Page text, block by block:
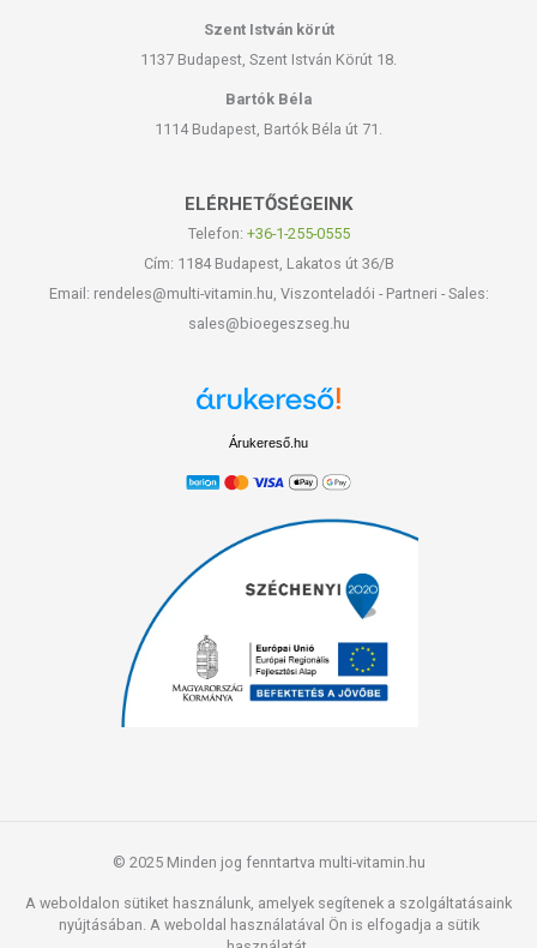
Szent István körút
1137 Budapest, Szent István Körút 18.
Bartók Béla
1114 Budapest, Bartók Béla út 71.
ELÉRHETŐSÉGEINK
Telefon: +36-1-255-0555
Cím: 1184 Budapest, Lakatos út 36/B
Email: rendeles@multi-vitamin.hu, Viszonteladói - Partneri - Sales:
sales@bioegeszseg.hu
Árukereső.hu
© 2025 Minden jog fenntartva multi-vitamin.hu
A weboldalon sütiket használunk, amelyek segítenek a szolgáltatásaink
nyújtásában. A weboldal használatával Ön is elfogadja a sütik